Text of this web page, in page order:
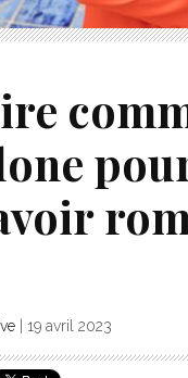
19 avril 2023